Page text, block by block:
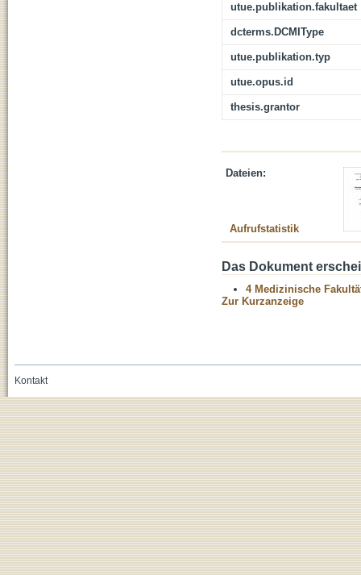
utue.publikation.fakultaet
dcterms.DCMIType
utue.publikation.typ
utue.opus.id
thesis.grantor
Dateien:
Aufrufstatistik
Das Dokument
4 Medizinische
Zur Kurzanzeige
Kontakt